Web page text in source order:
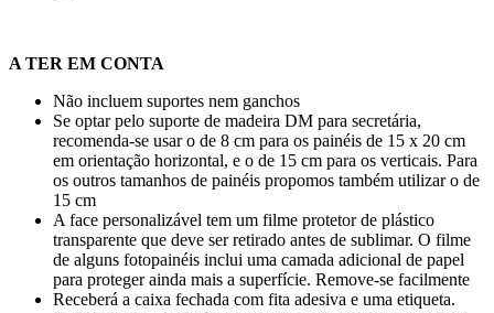
A TER EM CONTA
Não incluem suportes nem ganchos
Se optar pelo suporte de madeira DM para secretária,
recomenda-se usar o de 8 cm para os painéis de 15 x 20 cm
em orientação horizontal, e o de 15 cm para os verticais. Para
os outros tamanhos de painéis propomos também utilizar o de
15 cm
A face personalizável tem um filme protetor de plástico
transparente que deve ser retirado antes de sublimar. O filme
de alguns fotopainéis inclui uma camada adicional de papel
para proteger ainda mais a superfície. Remove-se facilmente
Receberá a caixa fechada com fita adesiva e uma etiqueta.